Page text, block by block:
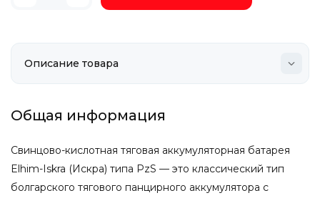
Общая информация
Свинцово-кислотная тяговая аккумуляторная батарея
Elhim-Iskra (Искра) типа PzS — это классический тип
болгарского тягового панцирного аккумулятора с